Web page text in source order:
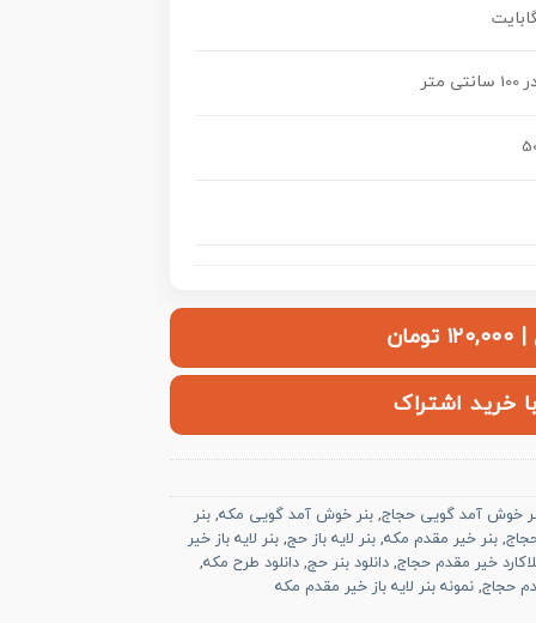
خرید اشتراک
خوش آمد گویی حجاج,بنر خوش آمد گویی مکه,بنر
,بنر خیر مقدم مکه,بنر لایه باز حج,بنر لایه باز خیر
خیر مقدم حجاج,دانلود بنر حج,دانلود طرح مکه,
حجاج,نمونه بنر لایه باز خیر مقدم مکه